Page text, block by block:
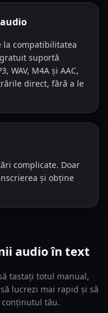
compatibilitatea
suportă
WAV, M4A și AAC,
direct, fără a le
complicate. Doar
și obține
audio în text
tastați totul manual,
lucrezi mai rapid și să
tău.